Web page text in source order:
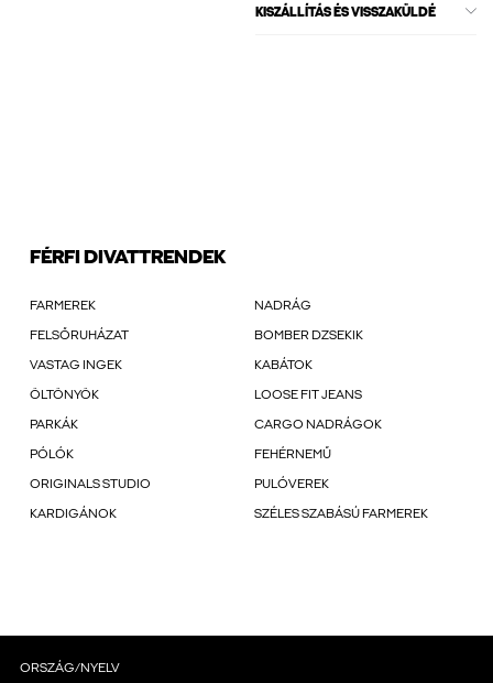
KISZÁLLÍTÁS ÉS VISSZAKÜLDÉ
FÉRFI DIVATTRENDEK
FARMEREK NADRÁG
FELSŐRUHÁZAT BOMBER DZSEKIK
VASTAG INGEK KABÁTOK
ÖLTÖNYÖK LOOSE FIT JEANS
PARKÁK CARGO NADRÁGOK
PÓLÓK FEHÉRNEMŰ
ORIGINALS STUDIO PULÓVEREK
KARDIGÁNOK SZÉLES SZABÁSÚ FARMEREK
ORSZÁG/NYELV